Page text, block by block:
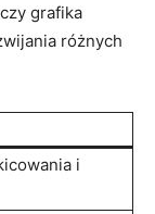
grafika
⁣różnych
i